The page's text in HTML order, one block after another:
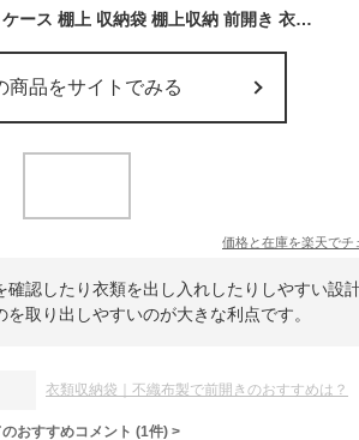
クローゼット 収納 棚 ケース 棚上 収納袋 棚上収納 前開き 衣類収納袋 収納ケース 不織布 棚上収納袋 クローゼット収納 カラーボックス 収納王子 コジマジック おしゃれ シンプル 白 ホワイト ケイスタイル 送料無料
商品をサイトでみる
価格と在庫を楽天でチ
認したり衣類を出し入れしたりしやすい設
取り出しやすいのが大きな利点です。
衣類収納袋｜不織布製で前開きのおすすめは？
おすすめコメント (1件) >